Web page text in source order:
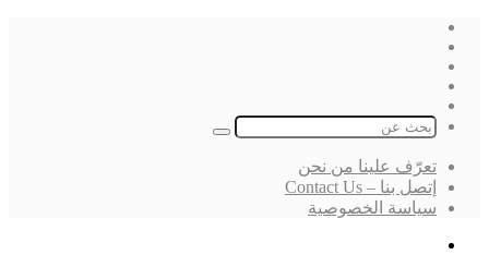
بحث
تعرّف علينا من نحن
إتصل بنا – Contact Us
سياسة الخصوصية